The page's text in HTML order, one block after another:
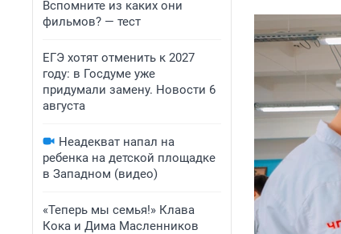
Вспомните из каких они
фильмов? — тест
ЕГЭ хотят отменить к 2027
году: в Госдуме уже
придумали замену. Новости 6
августа
Неадекват напал на
ребенка на детской площадке
в Западном (видео)
«Теперь мы семья!» Клава
Кока и Дима Масленников